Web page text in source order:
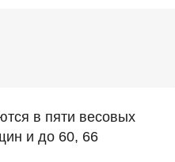
в пяти весовых
и до 60, 66